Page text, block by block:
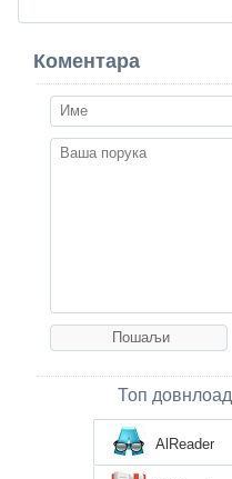
Коментара
Топ довнлоад
AlReader